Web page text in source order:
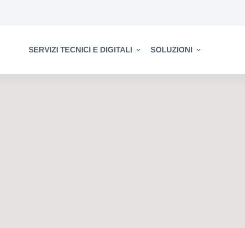
SERVIZI TECNICI E DIGITALI SOLUZIONI